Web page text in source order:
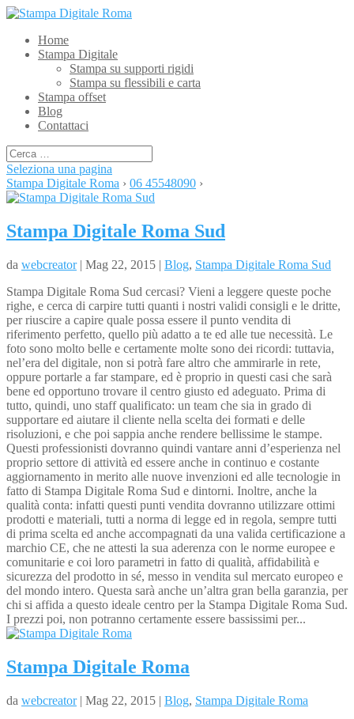
Home
Stampa Digitale
Stampa su supporti rigidi
Stampa su flessibili e carta
Stampa offset
Blog
Contattaci
Seleziona una pagina
Stampa Digitale Roma › 06 45548090 ›
Stampa Digitale Roma Sud
da webcreator| Mag 22, 2015 | Blog, Stampa Digitale Roma Sud
Stampa Digitale Roma Sud cercasi? Vieni a leggere queste poche
righe, e cerca di carpire tutti quanti i nostri validi consigli e le dritte,
per riuscire a capire quale possa essere il punto vendita di
riferimento perfetto, quello più adatto a te ed alle tue necessità. Le
foto sono molto belle e certamente molte sono dei ricordi: tuttavia,
nel’era del digitale, non si potrà fare altro che ammirarle in rete,
oppure portarle a far stampare, ed è proprio in questi casi che sarà
bene ed opportuno trovare il centro giusto ed adeguato. Prima di
tutto, quindi, uno staff qualificato: un team che sia in grado di
supportare ed aiutare il cliente nella scelta dei formati e delle
risoluzioni, e che poi sappia anche rendere bellissime le stampe.
Questi professionisti dovranno quindi vantare anni d’esperienza nel
proprio settore di attività ed essere anche in continuo e costante
aggiornamento in merito alle nuove invenzioni ed alle tecnologie in
fatto di Stampa Digitale Roma Sud e dintorni. Inoltre, anche la
qualità conta: infatti questi punti vendita dovranno utilizzare ottimi
prodotti e materiali, tutti a norma di legge ed in regola, sempre tutti
di prima scelta ed anche accompagnati da una valida certificazione a
marchio CE, che ne attesti la sua aderenza con le norme europee e
comunitarie e coi loro parametri in fatto di qualità, affidabilità e
sicurezza del prodotto in sé, messo in vendita sul mercato europeo e
del mondo intero. Questa sarà anche un’altra gran bella garanzia, per
chi si affida a questo ideale centro per la Stampa Digitale Roma Sud.
I prezzi poi, non potranno certamente essere bassissimi per...
Stampa Digitale Roma
da webcreator| Mag 22, 2015 | Blog, Stampa Digitale Roma